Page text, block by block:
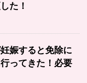
た！
娠すると免除に
ってきた！必要